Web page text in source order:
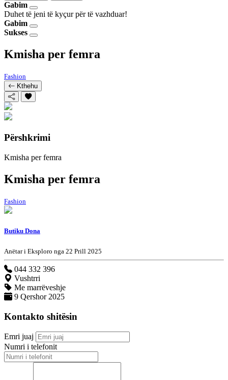
Gabim
Duhet të jeni të kyçur për të vazhduar!
Gabim
Sukses
Kmisha per femra
Fashion
Kthehu
Përshkrimi
Kmisha per femra
Kmisha per femra
Fashion
Butiku Dona
Anëtar i Eksploro nga 22 Prill 2025
044 332 396
Vushtrri
Me marrëveshje
9 Qershor 2025
Kontakto shitësin
Emri juaj
Numri i telefonit